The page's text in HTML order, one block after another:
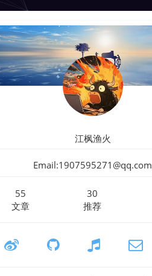
江枫渔火
Email:1907595271@qq.com
55
文章
30
推荐